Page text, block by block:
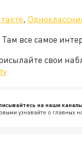
,
все самое
свои
на наши каналы
узнавайте о главных